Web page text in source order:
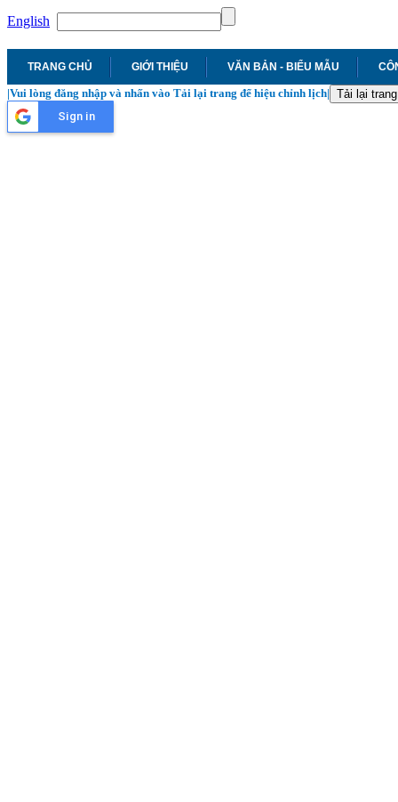
English
TRANG CHỦ GIỚI THIỆU VĂN BẢN - BIỂU MẪU
|Vui lòng đăng nhập và nhấn vào Tải lại trang để hiệu chỉnh lịch|
Sign in
Tải lại trang